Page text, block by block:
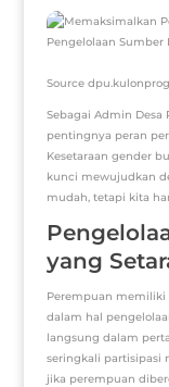
Source
Sebagai Admin
pentingnya peran
Kesetaraan gender
kunci mewujudkan
mudah, tetapi kita
yang
Perempuan memiliki
dalam hal
langsung dalam
seringkali partisipasi
jika perempuan